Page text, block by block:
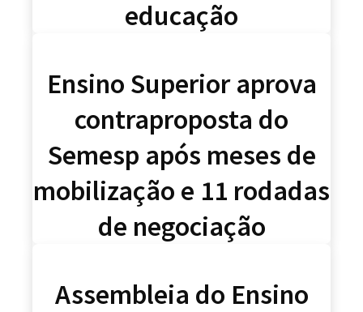
educação
Ensino Superior aprova
contraproposta do
Semesp após meses de
mobilização e 11 rodadas
de negociação
Assembleia do Ensino